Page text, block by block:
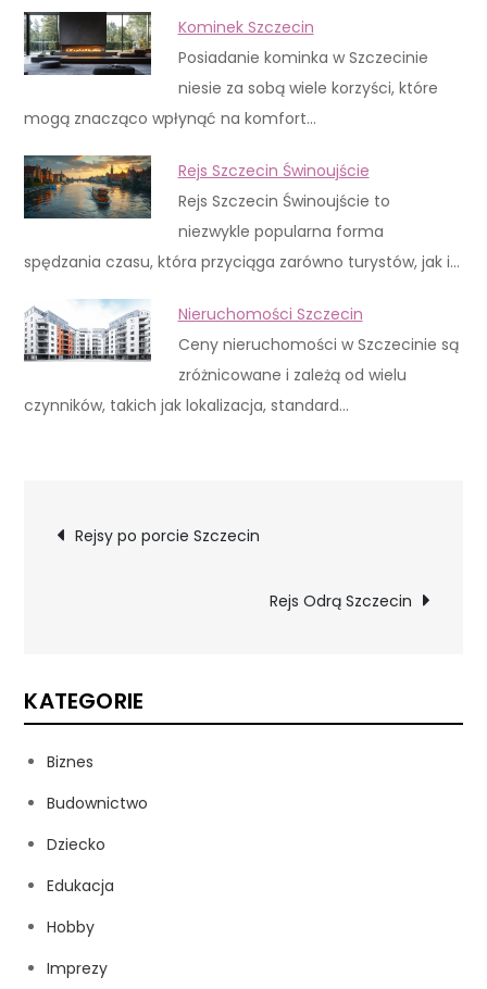
Kominek Szczecin
Posiadanie kominka w Szczecinie
niesie za sobą wiele korzyści, które
mogą znacząco wpłynąć na komfort…
Rejs Szczecin Świnoujście
Rejs Szczecin Świnoujście to
niezwykle popularna forma
spędzania czasu, która przyciąga zarówno turystów, jak i…
Nieruchomości Szczecin
Ceny nieruchomości w Szczecinie są
zróżnicowane i zależą od wielu
czynników, takich jak lokalizacja, standard…
Nawigacja
Rejsy po porcie Szczecin
Rejs Odrą Szczecin
KATEGORIE
Biznes
Budownictwo
Dziecko
Edukacja
Hobby
Imprezy